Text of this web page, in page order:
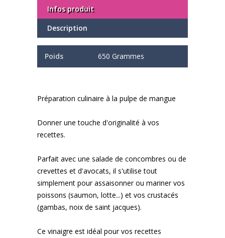
Infos produit
Description
Poids 650 Grammes
Préparation culinaire à la pulpe de mangue
Donner une touche d'originalité à vos
recettes.
Parfait avec une salade de concombres ou de
crevettes et d'avocats, il s'utilise tout
simplement pour assaisonner ou mariner vos
poissons (saumon, lotte...) et vos crustacés
(gambas, noix de saint jacques).
Ce vinaigre est idéal pour vos recettes